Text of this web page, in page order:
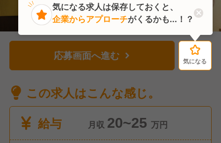
応募画面へ進む 気になる
この求人はこんな感じ。
給与
月収 20~25 万円
気になる
気になる求人は保存しておくと、
企業からアプローチがくるかも...！？